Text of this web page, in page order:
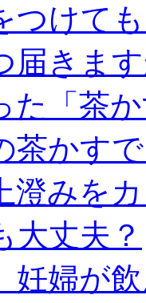
つけて
届きま
た「茶
茶かす
澄みを
大丈夫？
妊婦が